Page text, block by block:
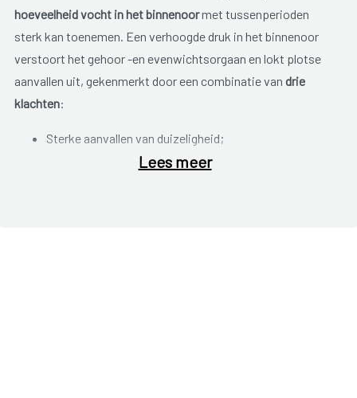
hoeveelheid vocht in het binnenoormet tussenperioden
sterk kan toenemen. Een verhoogde druk in het binnenoor
verstoort het gehoor -en evenwichtsorgaan en lokt plotse
aanvallen uit, gekenmerkt door een combinatie van drie
klachten:
Sterke aanvallen van duizeligheid;
Slechthorendheid;
Lees meer